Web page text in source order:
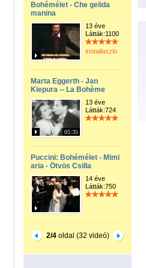
Bohémélet - Che gelida
manina
13 éve
Látták:1100
inotailaszlo
Marta Eggerth - Jan
Kiepura -- La Bohème
05:35
13 éve
Látták:724
Puccini: Bohémélet - Mimi
aria - Ötvös Csilla
14 éve
Látták:750
2/4oldal (32 videó)